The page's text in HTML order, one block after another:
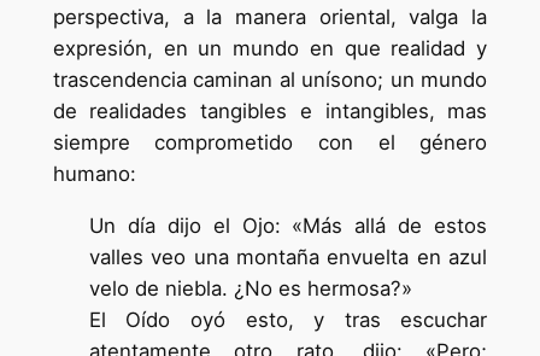
perspectiva, a la manera oriental, valga la
expresión, en un mundo en que realidad y
trascendencia caminan al unísono; un mundo
de realidades tangibles e intangibles, mas
siempre comprometido con el género
humano:
Un día dijo el Ojo: «Más allá de estos
valles veo una montaña envuelta en azul
velo de niebla. ¿No es hermosa?»
El Oído oyó esto, y tras escuchar